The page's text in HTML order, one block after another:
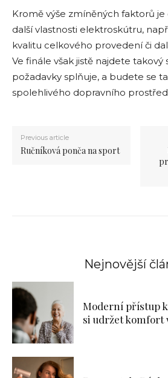
Kromě výše zmíněných faktorů
další vlastnosti elektroskútru,
kvalitu celkového provedení či
Ve finále však jistě najdete takový
požadavky splňuje, a budete se
spolehlivého dopravního
Previous article
Ručníková ponča na sport
Nejnovější
Moderní přístup
si udržet komfort